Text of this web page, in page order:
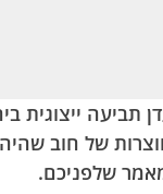
תביעות ייצוגיות. בין אם זה בשנת 2014
של חוב
שלפניכם.